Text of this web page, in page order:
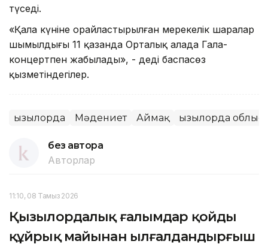
түседі.
«Қала күніне орайластырылған мерекелік шаралар
шымылдығы 11 қазанда Орталық алаңда Гала-
концертпен жабылады», - деді баспасөз
қызметіндегілер.
Қызылорда Мәдениет Аймақ Қызылорда
без автора
Авторлар
11:10, 08 Тамыз 2026
Қызылордалық ғалымдар қойдың
құйрық майынан ылғалдандырғыш